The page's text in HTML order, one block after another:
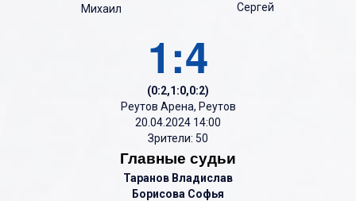
Михаил
Сергей
1:4
(0:2,1:0,0:2)
Реутов Арена, Реутов
20.04.2024 14:00
Зрители: 50
Главные судьи
Таранов Владислав
Борисова Софья